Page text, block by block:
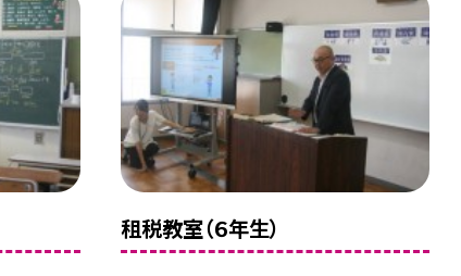
租税教室（６年生）